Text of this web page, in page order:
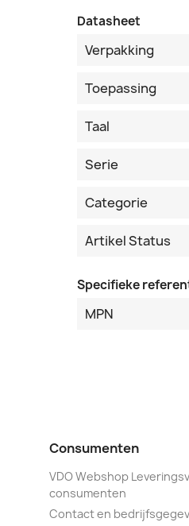
Datasheet
Verpakking
Toepassing
Taal
Serie
Categorie
Artikel Status
Specifieke
MPN
Consumenten
VDO Webshop
consumenten
Contact en